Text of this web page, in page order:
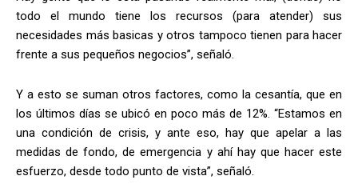
todo el mundo tiene los recursos (para atender) sus
necesidades más basicas y otros tampoco tienen para hacer
frente a sus pequeños negocios”, señaló.
Y a esto se suman otros factores, como la cesantía, que en
los últimos días se ubicó en poco más de 12%. “Estamos en
una condición de crisis, y ante eso, hay que apelar a las
medidas de fondo, de emergencia y ahí hay que hacer este
esfuerzo, desde todo punto de vista”, señaló.